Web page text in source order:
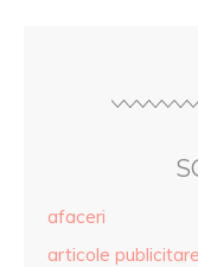
afaceri
articole publicitare